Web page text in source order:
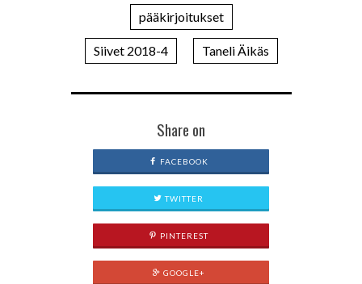
pääkirjoitukset
Siivet 2018-4 Taneli Äikäs
Share on
FACEBOOK
TWITTER
PINTEREST
GOOGLE+